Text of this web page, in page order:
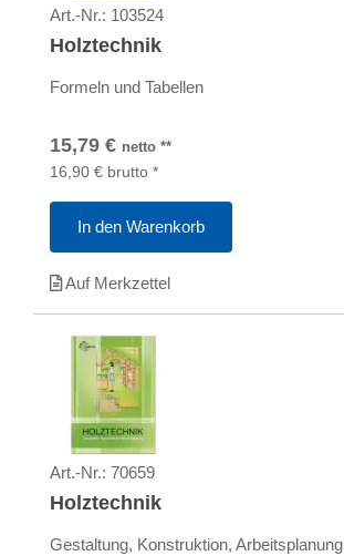
Art.-Nr.: 103524
Holztechnik
Formeln und Tabellen
15,79 € netto **
16,90 € brutto *
In den Warenkorb
Auf Merkzettel
Art.-Nr.: 70659
Holztechnik
Gestaltung, Konstruktion, Arbeitsplanung